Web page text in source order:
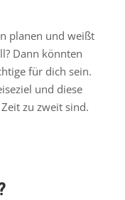
planen und weißt
Dann könnten
für dich sein.
und diese
zu zweit sind.